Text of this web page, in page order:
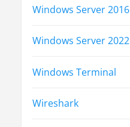
Windows Server 2016
Windows Server 2022
Windows Terminal
Wireshark